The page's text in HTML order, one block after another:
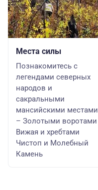
Места силы
Познакомитесь с
легендами северных
народов и
сакральными
мансийскими местами
– Золотыми воротами
Вижая и хребтами
Чистоп и Молебный
Камень